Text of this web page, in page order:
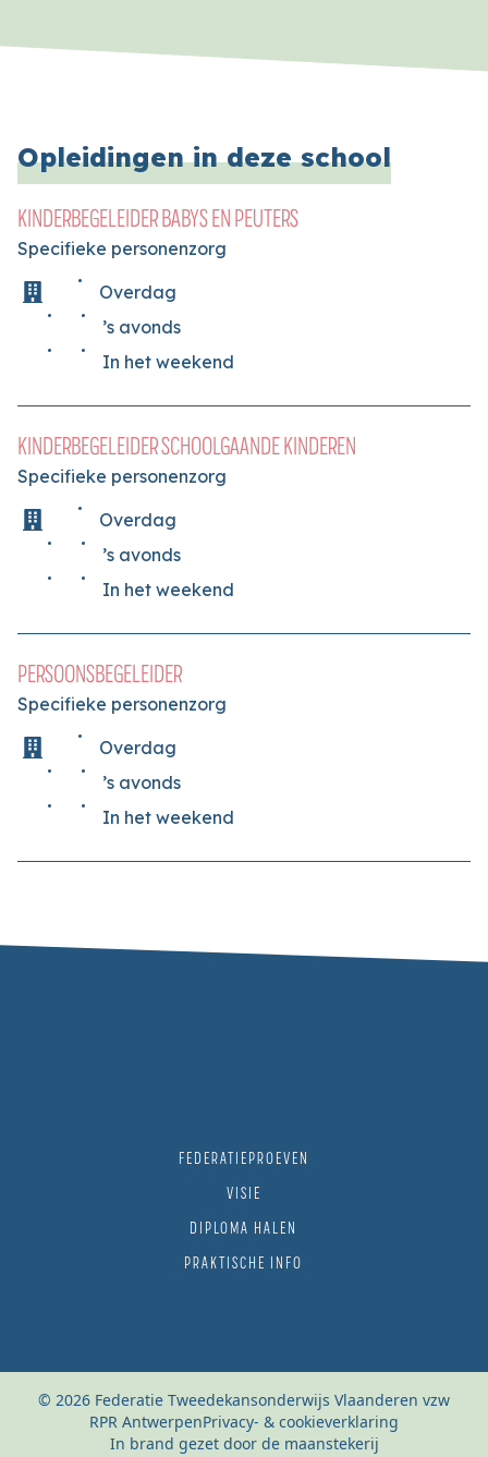
Opleidingen in deze school
KINDERBEGELEIDER BABYS EN PEUTERS
Specifieke personenzorg
Overdag
’s avonds
In het weekend
KINDERBEGELEIDER SCHOOLGAANDE KINDEREN
Specifieke personenzorg
Overdag
’s avonds
In het weekend
PERSOONSBEGELEIDER
Specifieke personenzorg
Overdag
’s avonds
In het weekend
FEDERATIEPROEVEN
VISIE
DIPLOMA HALEN
PRAKTISCHE INFO
© 2026 Federatie Tweedekansonderwijs Vlaanderen vzw
RPR AntwerpenPrivacy- & cookieverklaring
In brand gezet door de maanstekerij